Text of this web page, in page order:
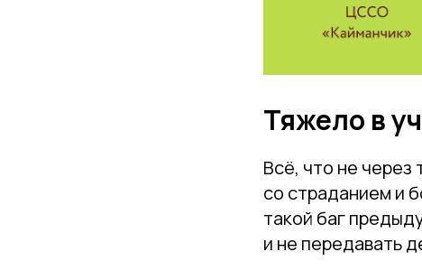
Тяжело в
Всё, что не
со страданием и
такой баг
и не передавать